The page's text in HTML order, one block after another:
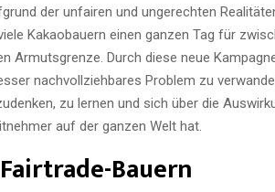
der unfairen und ungerechten
Kakaobauern einen ganzen Tag für
Armutsgrenze. Durch diese neue
nachvollziehbares Problem zu
zu lernen und sich über die
auf der ganzen Welt hat.
Bauern